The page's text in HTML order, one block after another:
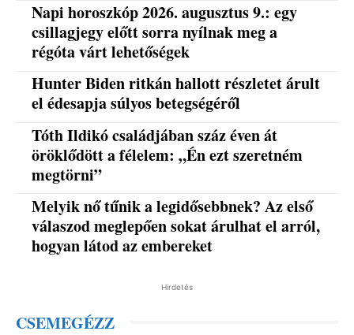
Napi horoszkóp 2026. augusztus 9.: egy
csillagjegy előtt sorra nyílnak meg a
régóta várt lehetőségek
Hunter Biden ritkán hallott részletet árult
el édesapja súlyos betegségéről
Tóth Ildikó családjában száz éven át
öröklődött a félelem: „Én ezt szeretném
megtörni”
Melyik nő tűnik a legidősebbnek? Az első
válaszod meglepően sokat árulhat el arról,
hogyan látod az embereket
Hirdetés
CSEMEGÉZZ